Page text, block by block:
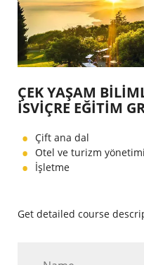
ÇEK YAŞAM
İSVİÇRE EĞİTİM
Çift ana dal
Otel ve turizm
İşletme
Get detailed course